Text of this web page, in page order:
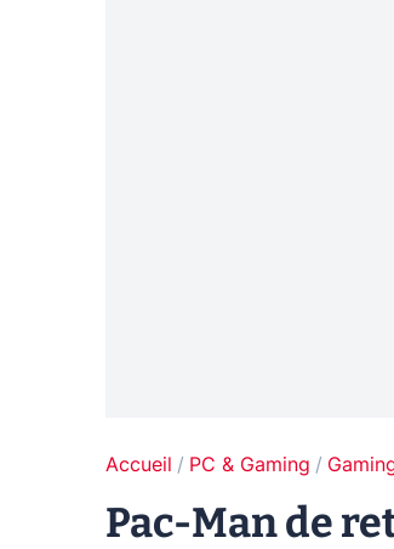
Accueil PC & Gaming
Pac-Man de